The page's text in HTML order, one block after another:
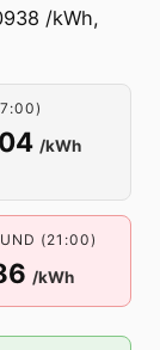
/kWh,
/kWh
(21:00)
/kWh